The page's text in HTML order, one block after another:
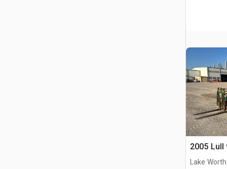
2005 Lull
Lake